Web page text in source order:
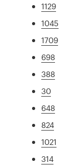
1129
1045
1709
698
388
30
648
824
1021
314